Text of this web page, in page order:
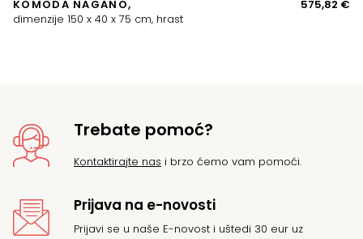
KOMODA NAGANO,
dimenzije 150 x 40 x 75 cm, hrast
575,82 €
Trebate pomoć?
Kontaktirajte nas i brzo ćemo vam pomoći.
Prijava na e-novosti
Prijavi se u naše E-novost i uštedi 30 eur uz